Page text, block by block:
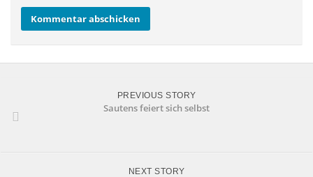
PREVIOUS STORY
Sautens feiert sich selbst
NEXT STORY